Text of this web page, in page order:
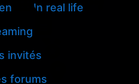
In real life
invités
forums